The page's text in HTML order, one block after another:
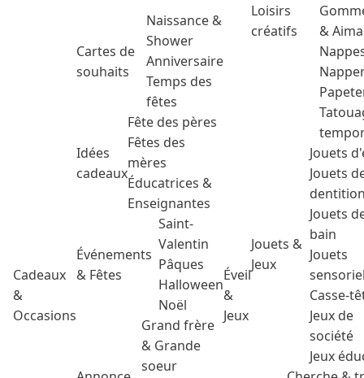
Cadeaux
&
Occasions
Cartes de
souhaits
Naissance &
Shower
Anniversaire
Temps des
fêtes
Idées
cadeaux
Fête des pères
Fêtes des
mères
Éducatrices &
Enseignantes
Événements
& Fêtes
Saint-
Valentin
Pâques
Halloween
Noël
Grand frère
& Grande
soeur
Éveil
&
Jeux
Loisirs
créatifs
&
Jouets &
Jeux
Jouets
Jouets
Jouets
bain
Jouets
Casse-
Jeux de
société
Jeux